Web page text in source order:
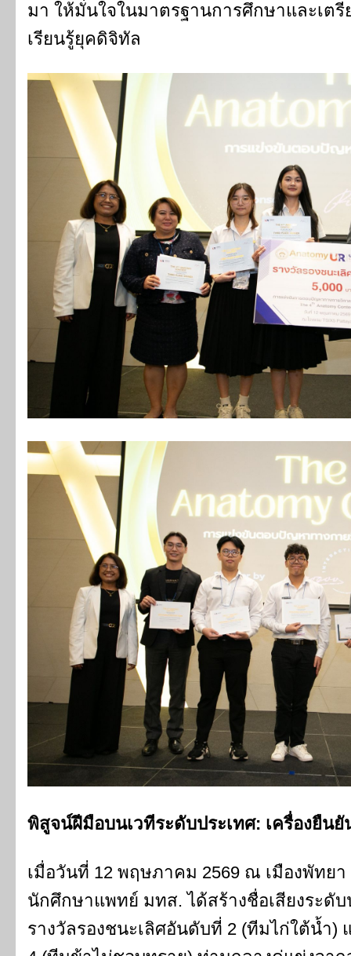
มา ให้มั่นใจในมาตรฐานการศึกษาและเต
เรียนรู้ยุคดิจิทัล
พิสูจน์ฝีมือบนเวทีระดับประเทศ: เครื่องยื
เมื่อวันที่ 12 พฤษภาคม 2569 ณ เมืองพัทย
นักศึกษาแพทย์ มทส. ได้สร้างชื่อเสียงระดั
รางวัลรองชนะเลิศอันดับที่ 2 (ทีมไก่ใต้น้ำ)